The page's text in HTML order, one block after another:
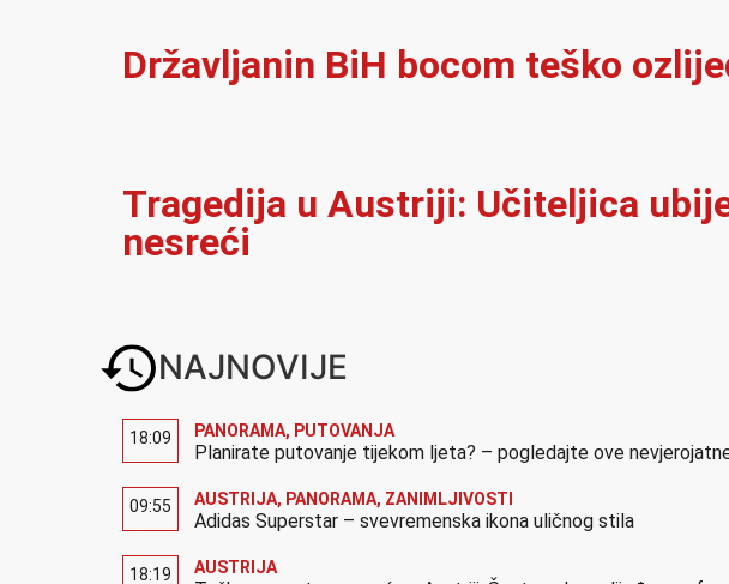
Državljanin BiH bocom teško
Tragedija u Austriji: Učiteljica
nesreći
NAJNOVIJE
18:09 PANORAMA, PUTOVANJA
Planirate putovanje tijekom ljeta? – pogledajte ove
09:55 AUSTRIJA, PANORAMA, ZANIMLJIVOSTI
Adidas Superstar – svevremenska ikona uličnog stila
18:19 AUSTRIJA